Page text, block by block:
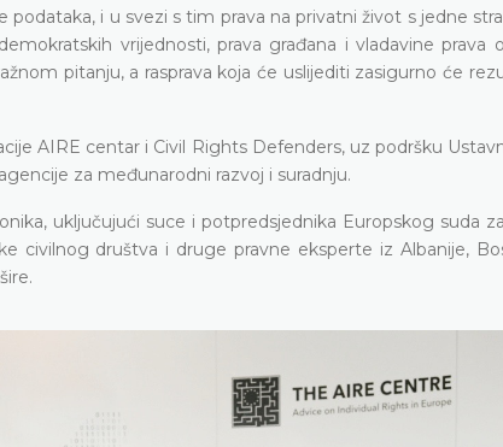
podataka, i u svezi s tim prava na privatni život s jedne
vrijednosti, prava građana i vladavine
pitanju, a rasprava koja će uslijediti zasigurno će
AIRE centar i Civil Rights Defenders, uz podršku
za međunarodni razvoj i suradnju.
uključujući suce i potpredsjednika Europskog suda
civilnog društva i druge pravne eksperte iz Albanije,